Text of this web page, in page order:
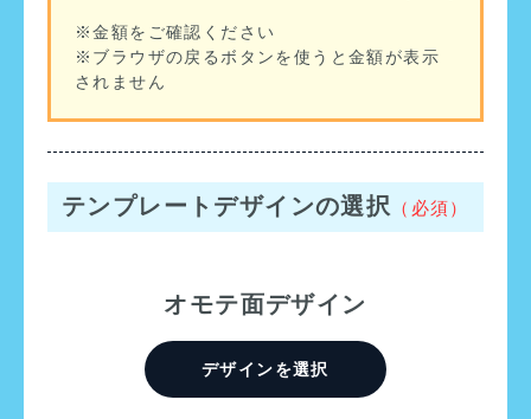
※金額をご確認ください
※ブラウザの戻るボタンを使うと金額が表示
されません
テンプレートデザインの選択 （必須）
オモテ面デザイン
デザインを選択